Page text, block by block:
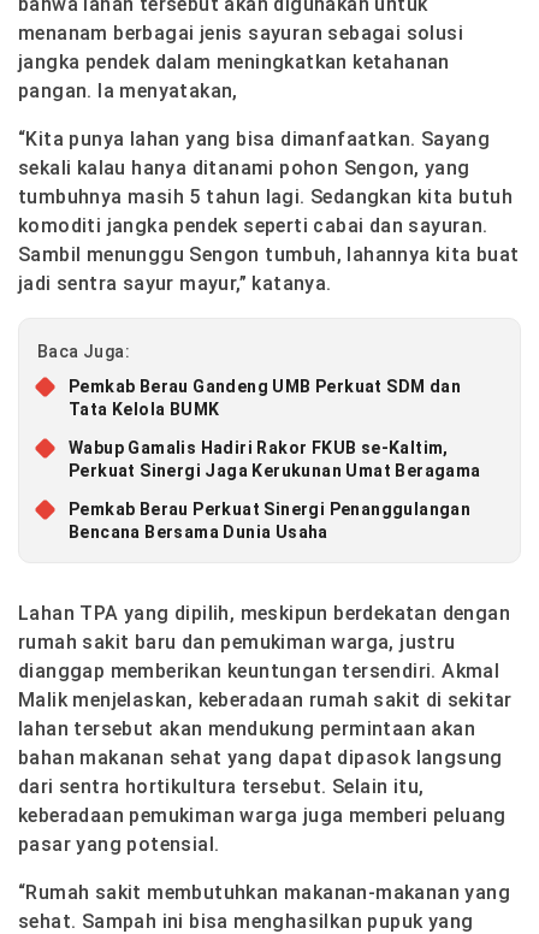
menanam berbagai jenis sayuran sebagai solusi
jangka pendek dalam meningkatkan ketahanan
pangan. Ia menyatakan,
“Kita punya lahan yang bisa dimanfaatkan. Sayang
sekali kalau hanya ditanami pohon Sengon, yang
tumbuhnya masih 5 tahun lagi. Sedangkan kita butuh
komoditi jangka pendek seperti cabai dan sayuran.
Sambil menunggu Sengon tumbuh, lahannya kita buat
jadi sentra sayur mayur,” katanya.
Baca Juga:
Pemkab Berau Gandeng UMB Perkuat SDM dan
Tata Kelola BUMK
Wabup Gamalis Hadiri Rakor FKUB se-Kaltim,
Perkuat Sinergi Jaga Kerukunan Umat Beragama
Pemkab Berau Perkuat Sinergi Penanggulangan
Bencana Bersama Dunia Usaha
Lahan TPA yang dipilih, meskipun berdekatan dengan
rumah sakit baru dan pemukiman warga, justru
dianggap memberikan keuntungan tersendiri. Akmal
Malik menjelaskan, keberadaan rumah sakit di sekitar
lahan tersebut akan mendukung permintaan akan
bahan makanan sehat yang dapat dipasok langsung
dari sentra hortikultura tersebut. Selain itu,
keberadaan pemukiman warga juga memberi peluang
pasar yang potensial.
“Rumah sakit membutuhkan makanan-makanan yang
sehat. Sampah ini bisa menghasilkan pupuk yang